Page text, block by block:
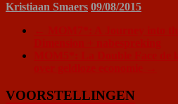
Kristiaan Smaers 09/08/2015
VOORSTELLINGEN